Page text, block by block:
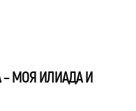
– МОЯ ИЛИАДА И